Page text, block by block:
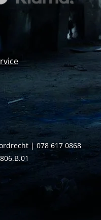
| 078 617 0868